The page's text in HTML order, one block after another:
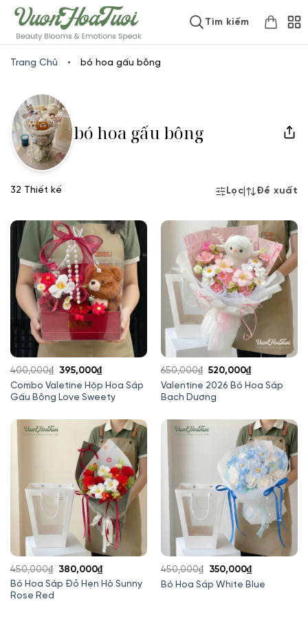
www.vuonhoatuoi.vnSkip
to
content
Tìm kiếm
Trang Chủ • bó hoa gấu bông
bó hoa gấu bông
32 Thiết kế Lọc Đề xuất
Combo Valetine Hộp Hoa Sáp
Gấu Bông Love Sweety
400,000₫
Giá
gốc
là:
395,000₫Giá
hiện
tại
395,000₫.
Valentine 2026 Bó Hoa Sáp
Bạch Dương
650,000₫ Giá
gốc
là:
520,000₫Giá
hiện
520,000₫.
Bó Hoa Sáp Đỏ Hẹn Hò Sunny
Rose Red
450,000₫
Giá
gốc
380,000₫Giá
hiện
Bó Hoa Sáp White Blue
450,000₫
Giá
gốc
350,000₫Giá
hiện